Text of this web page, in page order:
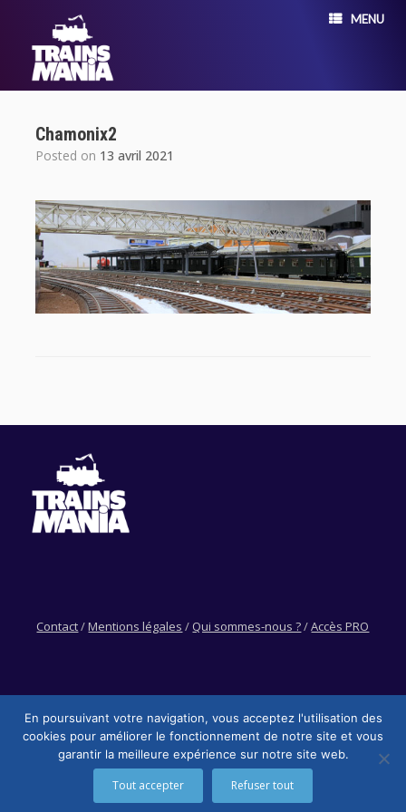
MENU
Chamonix2
Posted on 13 avril 2021
Contact/Mentions légales / Qui sommes-nous ?/Accès PRO
Trainsmania © - 2026
En poursuivant votre navigation, vous acceptez l'utilisation des
cookies pour améliorer le fonctionnement de notre site et vous
garantir la meilleure expérience sur notre site web.
Tout accepter Refuser tout